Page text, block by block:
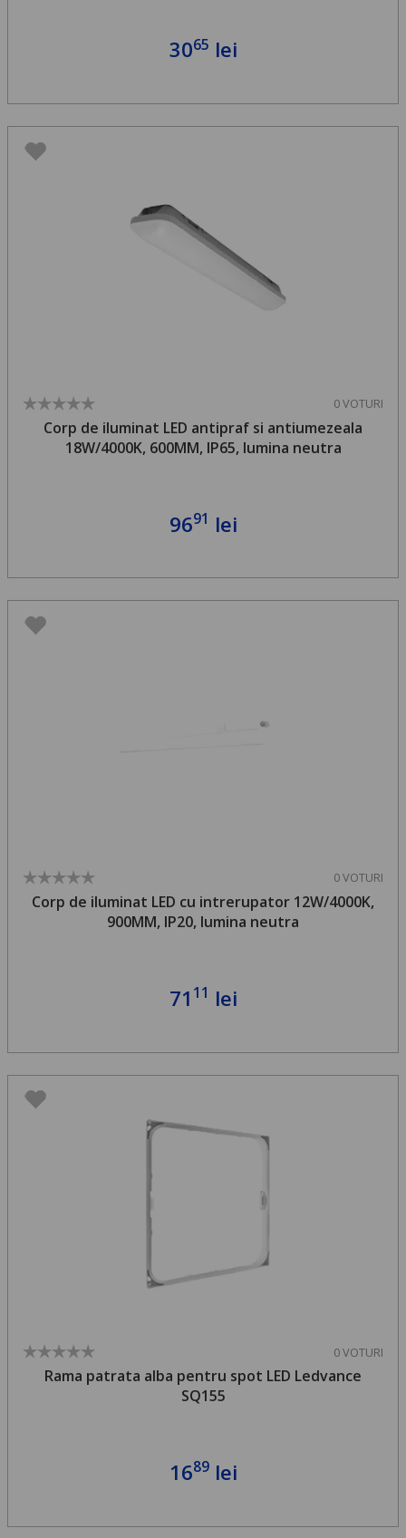
3065 lei
0 VOTURI
Corp de iluminat LED antipraf si antiumezeala
18W/4000K, 600MM, IP65, lumina neutra
9691 lei
0 VOTURI
Corp de iluminat LED cu intrerupator 12W/4000K,
900MM, IP20, lumina neutra
71 11 lei
0 VOTURI
Rama patrata alba pentru spot LED Ledvance
SQ155
1689lei